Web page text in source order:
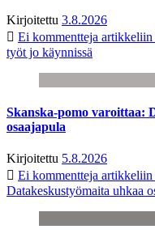
Kirjoitettu 3.8.2026
Ei kommentteja artikkeliin
työt jo käynnissä
Skanska-pomo varoittaa:
osaajapula
Kirjoitettu 5.8.2026
Ei kommentteja artikkeliin
Datakeskustyömaita uhkaa